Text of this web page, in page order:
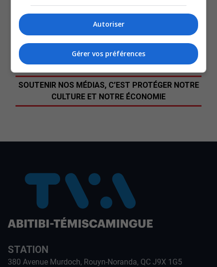
QUESTION DU JOUR
Commentaires
SOUTENIR NOS MÉDIAS, C’EST PROTÉGER NOTRE
CULTURE ET NOTRE ÉCONOMIE
STATION
380 Avenue Murdoch, Rouyn-Noranda, QC J9X 1G5
Autoriser
Gérer vos préférences